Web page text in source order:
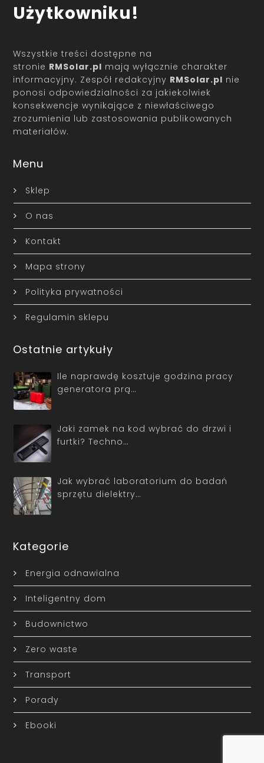
Użytkowniku!
Wszystkie treści dostępne na
stronie RMSolar.pl mają wyłącznie charakter
informacyjny. Zespół redakcyjny RMSolar.pl nie
ponosi odpowiedzialności za jakiekolwiek
konsekwencje wynikające z niewłaściwego
zrozumienia lub zastosowania publikowanych
materiałów.
Menu
Sklep
O nas
Kontakt
Mapa strony
Polityka prywatności
Regulamin sklepu
Ostatnie artykuły
Ile naprawdę kosztuje godzina pracy
generatora prą…
Jaki zamek na kod wybrać do drzwi i
furtki? Techno…
Jak wybrać laboratorium do badań
sprzętu dielektry…
Kategorie
Energia odnawialna
Inteligentny dom
Budownictwo
Zero waste
Transport
Porady
Ebooki